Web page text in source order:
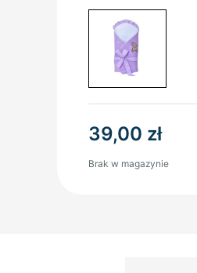
39,00 zł
Brak w magazynie